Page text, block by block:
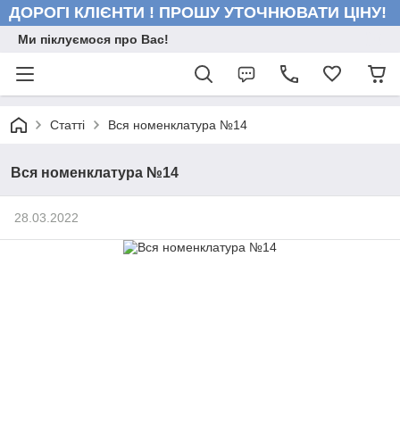
ДОРОГІ КЛІЄНТИ ! ПРОШУ УТОЧНЮВАТИ ЦІНУ!
Ми піклуємося про Вас!
Статті Вся номенклатура №14
Вся номенклатура №14
28.03.2022